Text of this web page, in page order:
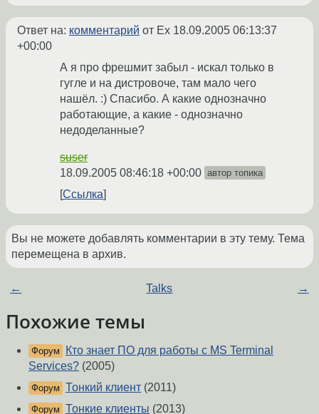
Ответ на: комментарий от Ex 18.09.2005 06:13:37
+00:00
А я про фрешмит забыл - искал только в
гугле и на дистровоче, там мало чего
нашёл. :) Спасибо. А какие однозначно
работающие, а какие - однозначно
недоделанные?
suser
18.09.2005 08:46:18 +00:00 автор топика
Ссылка
Вы не можете добавлять комментарии в эту тему. Тема
перемещена в архив.
← Talks →
Похожие темы
Форум
Кто знает ПО для работы с MS Terminal
Services? (2005)
Форум Тонкий клиент (2011)
Форум Тонкие клиенты (2013)